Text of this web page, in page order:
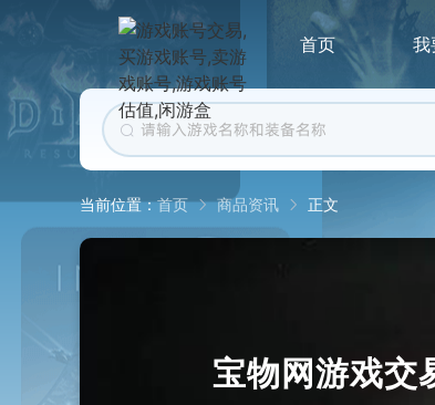
首页 我
当前位置：首页 商品资讯 正文
宝物网游戏交